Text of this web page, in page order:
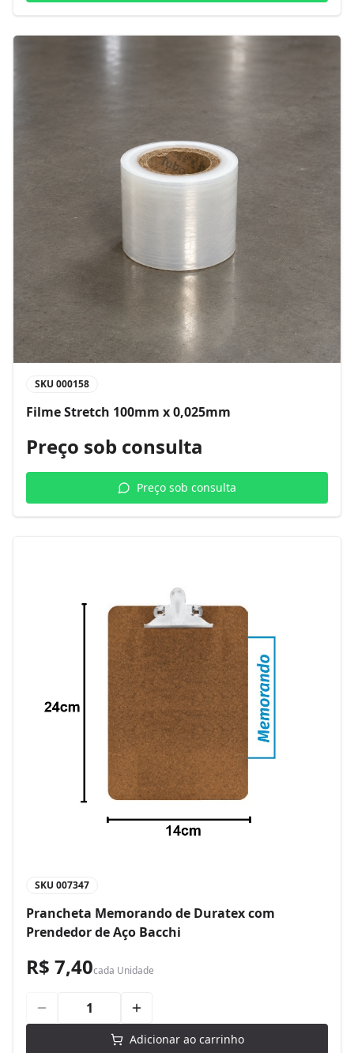
SKU 000158
Filme Stretch 100mm x 0,025mm
Preço sob consulta
Preço sob consulta
SKU 007347
Prancheta Memorando de Duratex com
Prendedor de Aço Bacchi
R$ 7,40cada Unidade
Adicionar ao carrinho